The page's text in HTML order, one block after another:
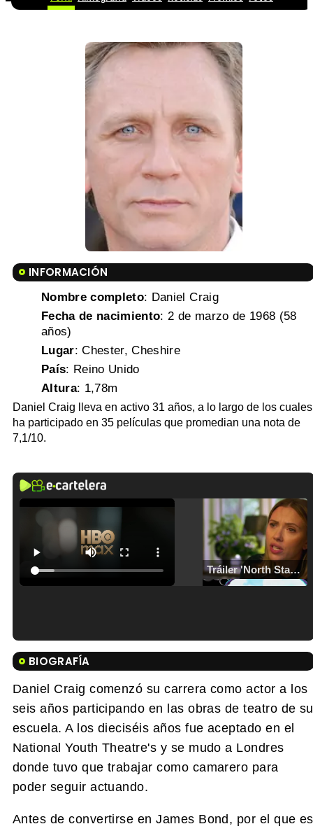
INFORMACIÓN
Nombre completo: Daniel Craig
Fecha de nacimiento: 2 de marzo de 1968 (58
años)
Lugar: Chester, Cheshire
País: Reino Unido
Altura: 1,78m
Daniel Craig lleva en activo 31 años, a lo largo de los cuales
ha participado en 35 películas que promedian una nota de
7,1/10.
Tráiler 'North Star' (2023)
Tráiler en español de 'La isla olvidada'
Tráiler 'Vida perra' (2026)
BIOGRAFÍA
Daniel Craig comenzó su carrera como actor a los
seis años participando en las obras de teatro de su
escuela. A los dieciséis años fue aceptado en el
National Youth Theatre's y se mudo a Londres
donde tuvo que trabajar como camarero para
poder seguir actuando.
Antes de convertirse en James Bond, por el que es